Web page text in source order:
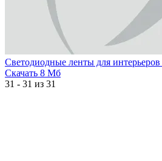
Светодиодные ленты для интерьеров
Скачать 8 Мб
31 - 31 из 31